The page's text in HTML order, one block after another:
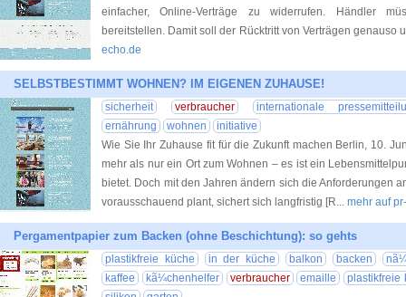
einfacher, Online-Verträge zu widerrufen. Händler
bereitstellen. Damit soll der Rücktritt von Verträgen genauso
echo.de
SELBSTBESTIMMT WOHNEN? IM EIGENEN ZUHAUSE!
sicherheit verbraucher
internationale
ernährung
wohnen
initiative
Wie Sie Ihr Zuhause fit für die Zukunft machen Berlin, 10.
mehr als nur ein Ort zum Wohnen – es ist ein
bietet. Doch mit den Jahren ändern sich die Anforderungen
vorausschauend plant, sichert sich langfristig [R... mehr auf
Pergamentpapier zum Backen (ohne Beschichtung): so gehts
plastikfreie küche in der küche balkon backen
kaffee
kã¼chenhelfer verbraucher emaille
plastikfreie